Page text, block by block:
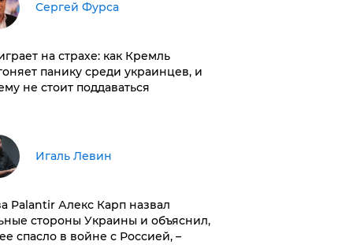
Сергей Фурса
на страхе: как Кремль
панику среди украинцев, и
не стоит поддаваться
Игаль Левин
Palantir Алекс Карп назвал
стороны Украины и объяснил,
спасло в войне с Россией, –